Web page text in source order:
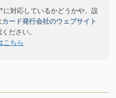
に対応しているかどうかや、設
カード発行会社のウェブサイト
ださい。
こちら